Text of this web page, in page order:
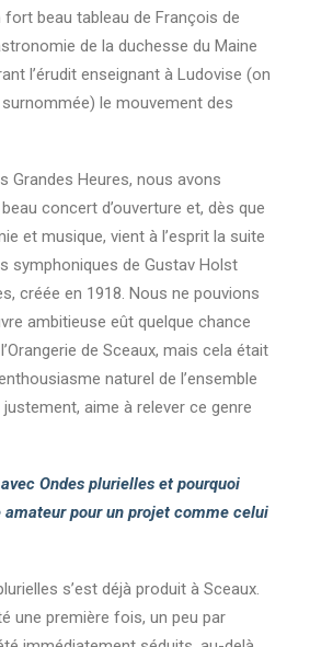
beau tableau de François de
de la duchesse du Maine
l’érudit enseignant à Ludovise (on
surnommée) le mouvement des
Grandes Heures, nous avons
concert d’ouverture et, dès que
et musique, vient à l’esprit la suite
symphoniques de Gustav Holst
créée en 1918. Nous ne pouvions
ambitieuse eût quelque chance
de Sceaux, mais cela était
naturel de l’ensemble
justement, aime à relever ce genre
Ondes plurielles et pourquoi
pour un projet comme celui
s’est déjà produit à Sceaux.
une première fois, un peu par